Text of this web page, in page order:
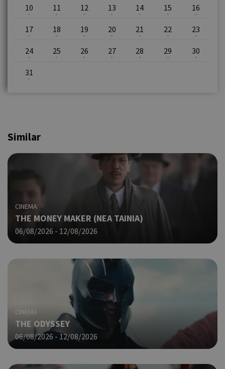
10 11 12 13 14 15 16
17 18 19 20 21 22 23
24 25 26 27 28 29 30
31
Similar
CINEMA
THE MONEY MAKER (ΝΕΑ ΤΑΙΝΙΑ)
06/08/2026 - 12/08/2026
CINEMA
THE ODYSSEY
06/08/2026 - 12/08/2026